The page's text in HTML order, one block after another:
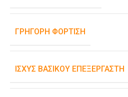
ΓΡΉΓΟΡΗ ΦΌΡΤΙΣΗ
ΙΣΧΎΣ ΒΑΣΙΚΟΎ ΕΠΕΞΕΡΓΑΣΤΉ